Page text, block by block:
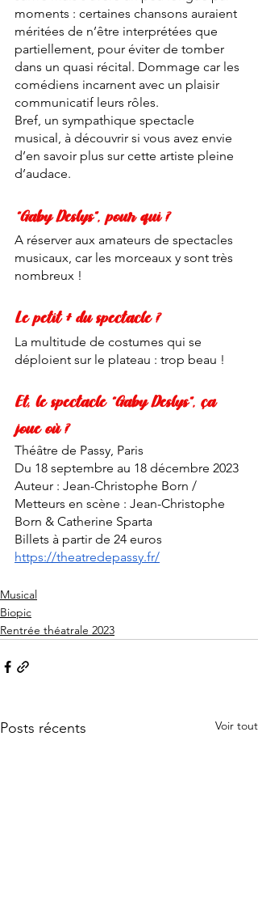
moments : certaines chansons auraient
méritées de n’être interprétées que
partiellement, pour éviter de tomber
dans un quasi récital. Dommage car les
comédiens incarnent avec un plaisir
communicatif leurs rôles.
Bref, un sympathique spectacle
musical, à découvrir si vous avez envie
d’en savoir plus sur cette artiste pleine
d’audace.
“Gaby Deslys”, pour qui ?
A réserver aux amateurs de spectacles
musicaux, car les morceaux y sont très
nombreux !
Le petit + du spectacle ?
La multitude de costumes qui se
déploient sur le plateau : trop beau !
Et, le spectacle “Gaby Deslys”, ça
joue où ?
Théâtre de Passy, Paris
Du 18 septembre au 18 décembre 2023
Auteur : Jean-Christophe Born /
Metteurs en scène : Jean-Christophe
Born & Catherine Sparta
Billets à partir de 24 euros
https://theatredepassy.fr/
Musical
Biopic
Rentrée théatrale 2023
Posts récents Voir tout